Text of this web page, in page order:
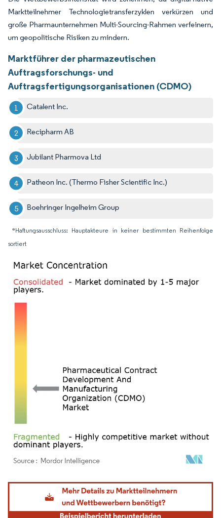
Marktteilnehmer Technologietransferzyklen verkürzen und
große Pharmaunternehmen Multi-Sourcing-Rahmen verfeinern,
um geopolitische Risiken zu mindern.
Marktführer der pharmazeutischen
Auftragsforschungs- und
Auftragsfertigungsorganisationen (CDMO)
Catalent Inc.
Recipharm AB
Jubilant Pharmova Ltd
Patheon Inc. (Thermo Fisher Scientific Inc.)
Boehringer Ingelheim Group
*Haftungsausschluss: Hauptakteure in keiner bestimmten Reihenfolge
sortiert
Bild © Mordor Intelligence. Wiederverwendung erfordert Namensnennung gemäß